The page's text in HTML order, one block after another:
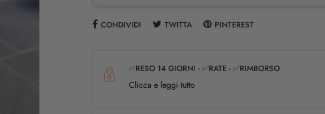
CONDIVIDI TWITTA PINTEREST
✅RESO 14 GIORNI - ✅RATE - ✅RIMBORSO
Clicca e leggi tutto